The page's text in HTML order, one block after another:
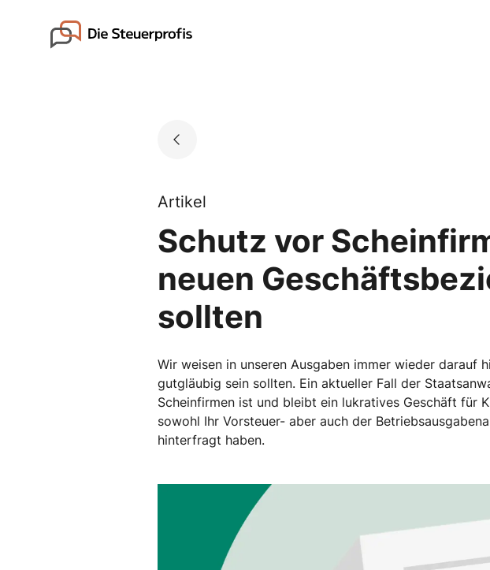
Go to landing page.
Artikel
Schutz vor
neuen
sollten
Wir weisen in unseren Ausgaben immer wieder darauf
gutgläubig sein sollten. Ein aktueller Fall der
Scheinfirmen ist und bleibt ein lukratives Geschäft für
sowohl Ihr Vorsteuer- aber auch der
hinterfragt haben.